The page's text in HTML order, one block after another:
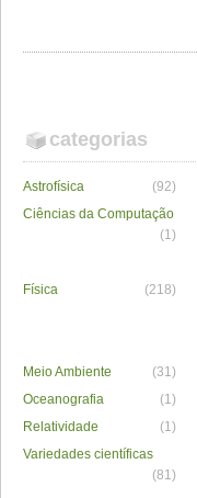
categorias
Astrofísica (92)
Ciências da Computação
(1)
Física (218)
Meio Ambiente (31)
Oceanografia
(1)
Relatividade
(1)
Variedades científicas
(81)